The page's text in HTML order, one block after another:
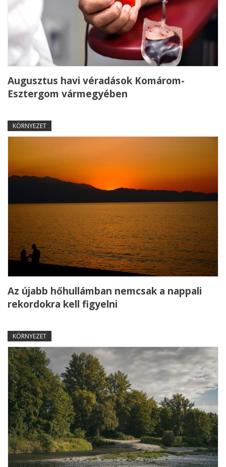
Augusztus havi véradások Komárom-
Esztergom vármegyében
KÖRNYEZET
Az újabb hőhullámban nemcsak a nappali
rekordokra kell figyelni
KÖRNYEZET